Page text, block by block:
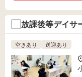
放課後等デイ
空きあり 送迎あり